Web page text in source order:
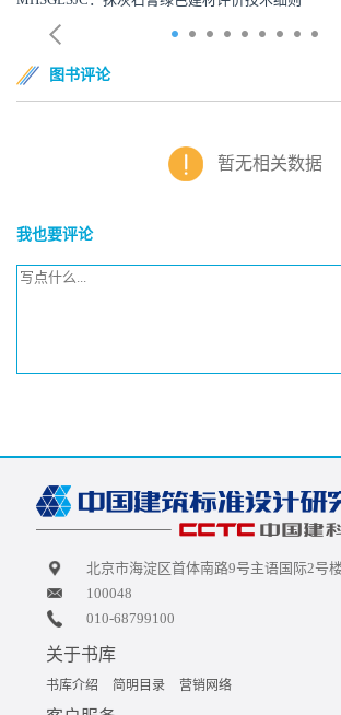
图书评论
暂无相关数据
我也要评论
北京市海淀区首体南路9号主语国际2号
100048
010-68799100
关于书库
书库介绍 简明目录 营销网络